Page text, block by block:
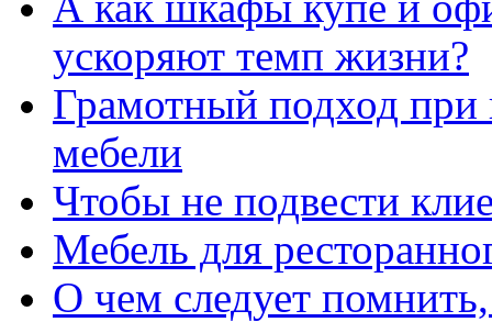
ускоряют темп жизни?
Грамотный подход
мебели
Чтобы не подвести
Мебель для
О чем следует